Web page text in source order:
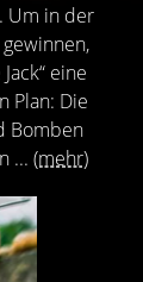
Um in der
eine
Plan: Die
Bomben
... (mehr)